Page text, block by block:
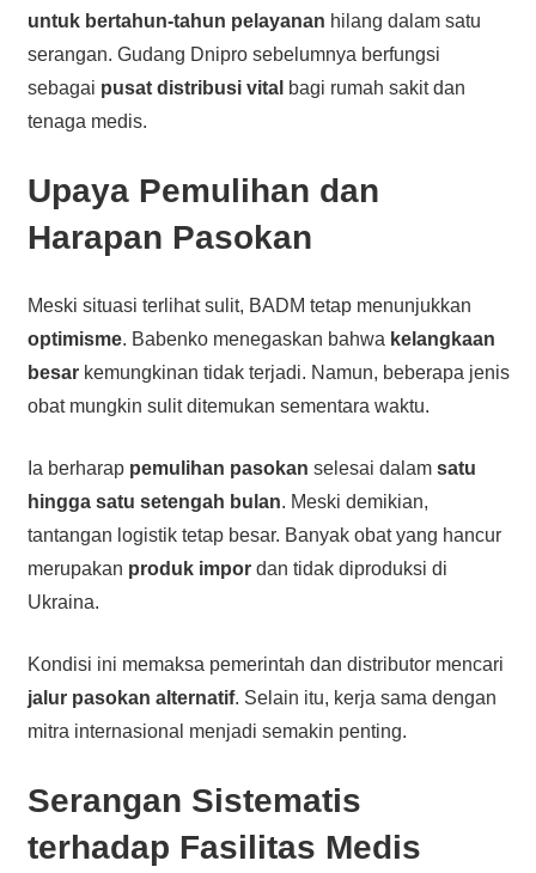
untuk bertahun-tahun pelayanan hilang dalam satu
serangan. Gudang Dnipro sebelumnya berfungsi
sebagai pusat distribusi vital bagi rumah sakit dan
tenaga medis.
Upaya Pemulihan dan
Harapan Pasokan
Meski situasi terlihat sulit, BADM tetap menunjukkan
optimisme. Babenko menegaskan bahwa kelangkaan
besarkemungkinan tidak terjadi. Namun, beberapa jenis
obat mungkin sulit ditemukan sementara waktu.
Ia berharap pemulihan pasokan selesai dalam satu
hingga satu setengah bulan. Meski demikian,
tantangan logistik tetap besar. Banyak obat yang hancur
merupakan produk impordan tidak diproduksi di
Ukraina.
Kondisi ini memaksa pemerintah dan distributor mencari
jalur pasokan alternatif. Selain itu, kerja sama dengan
mitra internasional menjadi semakin penting.
Serangan Sistematis
terhadap Fasilitas Medis